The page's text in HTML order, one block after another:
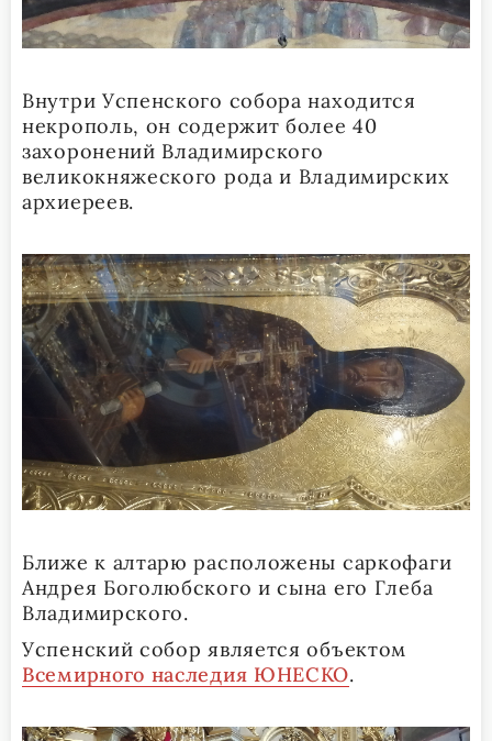
Внутри Успенского собора находится
некрополь, он содержит более 40
захоронений Владимирского
великокняжеского рода и Владимирских
архиереев.
Ближе к алтарю расположены саркофаги
Андрея Боголюбского и сына его Глеба
Владимирского.
Успенский собор является объектом
Всемирного наследия ЮНЕСКО.